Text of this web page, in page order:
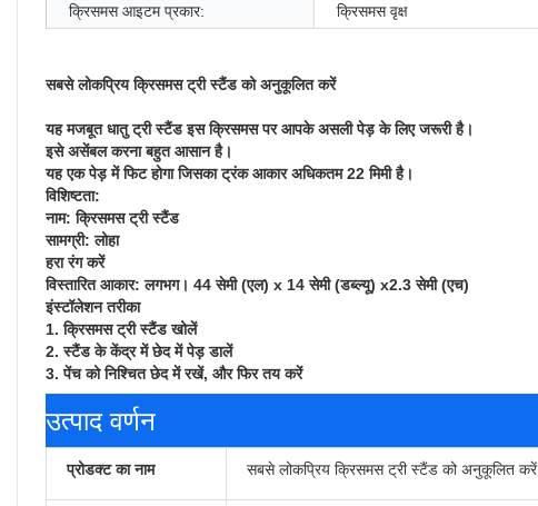
क्रिसमस आइटम प्रकार:
क्रिसमस वृक्ष
सबसे लोकप्रिय क्रिसमस ट्री स्टैंड को अनुकूलित करें
यह मजबूत धातु ट्री स्टैंड इस क्रिसमस पर आपके असली पेड़ के लिए जरूरी है।
इसे असेंबल करना बहुत आसान है।
यह एक पेड़ में फिट होगा जिसका ट्रंक आकार अधिकतम 22 मिमी है।
विशिष्टता:
नाम: क्रिसमस ट्री स्टैंड
सामग्री: लोहा
हरा रंग करें
विस्तारित आकार: लगभग। 44 सेमी (एल) x 14 सेमी (डब्ल्यू) x2.3 सेमी (एच)
इंस्टॉलेशन तरीका
1. क्रिसमस ट्री स्टैंड खोलें
2. स्टैंड के केंद्र में छेद में पेड़ डालें
3. पेंच को निश्चित छेद में रखें, और फिर तय करें
उत्पाद वर्णन
प्रोडक्ट का नाम सबसे लोकप्रिय क्रिसमस ट्री स्टैंड को अनुकूलित करें